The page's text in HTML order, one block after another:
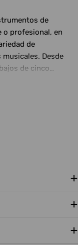
de
o profesional, en
de
Desde
de cinco
de